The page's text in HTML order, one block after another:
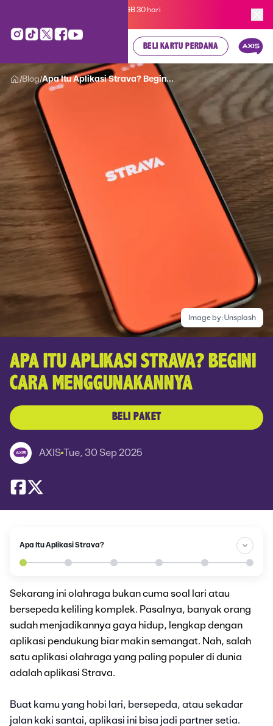
Kartu Perdana AXIS Suka-Suka 3GB 30 hari
BELI KARTU PERDANA
/Blog/Apa Itu Aplikasi Strava? Begin...
Image by:Unsplash
APA ITU APLIKASI STRAVA? BEGINI
CARA MENGGUNAKANNYA
BELI PAKET
AXIS Tue, 30 Sep 2025
Apa Itu Aplikasi Strava?
Sekarang ini olahraga bukan cuma soal lari atau
bersepeda keliling komplek. Pasalnya, banyak orang
sudah menjadikannya gaya hidup, lengkap dengan
aplikasi pendukung biar makin semangat. Nah, salah
satu aplikasi olahraga yang paling populer di dunia
adalah aplikasi Strava.
Buat kamu yang hobi lari, bersepeda, atau sekadar
jalan kaki santai, aplikasi ini bisa jadi partner setia.